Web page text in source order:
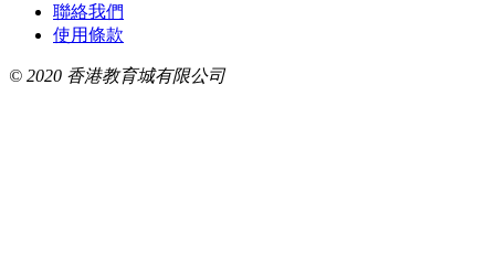
聯絡我們
使用條款
© 2020 香港教育城有限公司